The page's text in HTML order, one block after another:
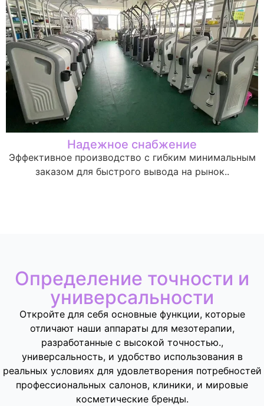
Надежное снабжение
Эффективное производство с гибким минимальным
заказом для быстрого вывода на рынок..
Определение точности и
универсальности
Откройте для себя основные функции, которые
отличают наши аппараты для мезотерапии,
разработанные с высокой точностью.,
универсальность, и удобство использования в
реальных условиях для удовлетворения потребностей
профессиональных салонов, клиники, и мировые
косметические бренды.